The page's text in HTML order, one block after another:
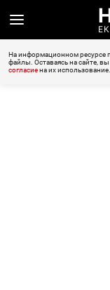
На информационном ресурсе
файлы. Оставаясь на сайте,
согласиена их использование.